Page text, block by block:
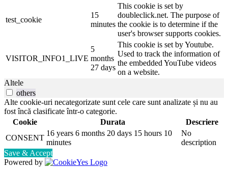
test_cookie
15
minutes
This cookie is set by
doubleclick.net. The purpose of
the cookie is to determine if the
user's browser supports cookies.
VISITOR_INFO1_LIVE
5
months
27 days
This cookie is set by Youtube.
Used to track the information of
the embedded YouTube videos
on a website.
Altele
others
Alte cookie-uri necategorizate sunt cele care sunt analizate și nu au
fost încă clasificate într-o categorie.
Cookie
Durata
Descriere
CONSENT
16 years 6 months 20 days 15 hours 10
minutes
No
description
Save & Accept
Powered by